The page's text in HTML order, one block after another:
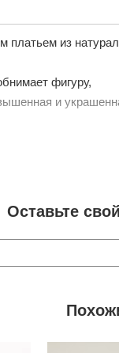
платьем из
фигуру,
и
Оставьте